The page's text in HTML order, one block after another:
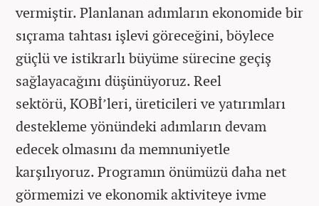
vermiştir. Planlanan adımların ekonomide bir
sıçrama tahtası işlevi göreceğini, böylece
güçlü ve istikrarlı büyüme sürecine geçiş
sağlayacağını düşünüyoruz. Reel
sektörü, KOBİ’leri, üreticileri ve yatırımları
destekleme yönündeki adımların devam
edecek olmasını da memnuniyetle
karşılıyoruz. Programın önümüzü daha net
görmemizi ve ekonomik aktiviteye ivme